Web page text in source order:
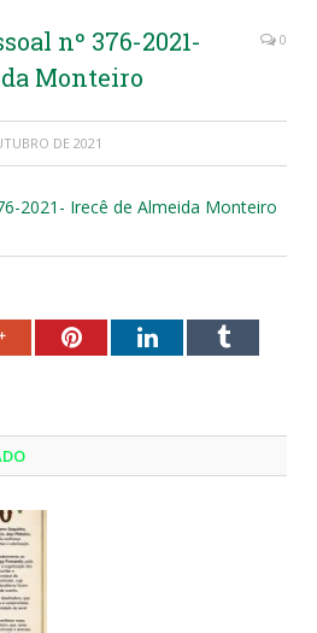
nº 376-2021-
Monteiro
0
DE 2021
2021- Irecê de Almeida Monteiro
Google+PinterestLinkedInTumblr